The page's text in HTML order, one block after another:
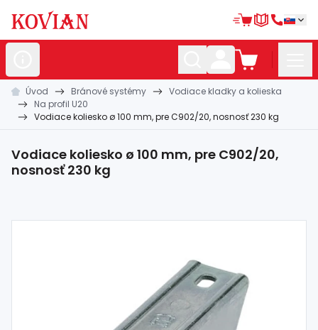
Nerezovépolotovary
Hliníkovépolotovary
Kovanépolotovary
madlá
Úvod Bránové systémy
Vodiace kladky a kolieska
Na profil U20
Vodiace koliesko ø 100 mm, pre C902/20, nosnosť 230 kg
Vodiace koliesko ø 100 mm, pre C902/20,
nosnosť 230 kg